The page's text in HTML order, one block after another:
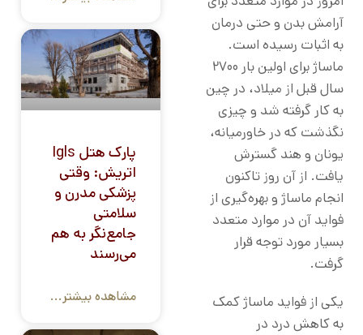
آرامش بدن و حتی درمان
به اثبات رسیده است.
ماساژ برای اولین بار 2700
سال قبل از میلاد، در چین
به کار گرفته شد و چیزی
نگذشت که در خاورمیانه،
یونان و هند گسترش
یافت. از آن روز تاکنون
انجام ماساژ و بهره‌گیری از
فواید آن در موارد متعدد
بسیار مورد توجه قرار
گرفت.
یکی از فواید ماساژ کمک
به کاهش درد در
پارک هتل Igls
اتریش: وقتی
پزشکی مدرن و
سلامتی
جامع‌نگر به هم
می‌رسند
مشاهده بیشتر...